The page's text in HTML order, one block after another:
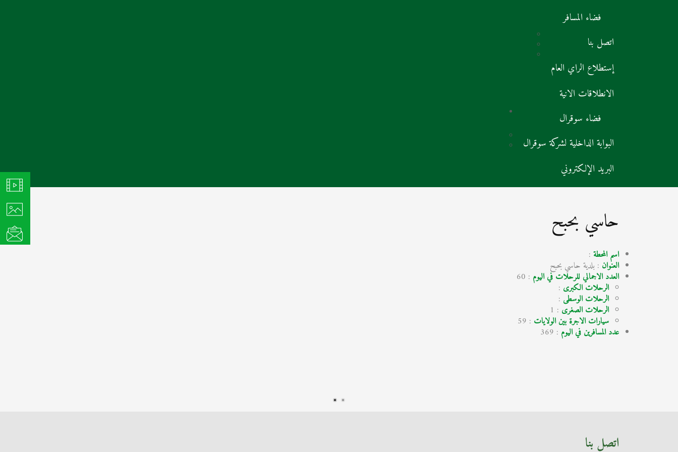
فضاء المسافر
اتصل بنا
إستطلاع الراي العام
الانطلاقات الانية
فضاء سوقرال
البوابة الداخلية لشركة سوقرال
البريد الإلكتروني
حاسي بحبح
اسم المحطة :
العنوان : بلدية حاسي بحبح
العدد الاجمالي للرحلات في اليوم : 60
الرحلات الكبرى :
الرحلات الوسطى :
الرحلات الصغرى : 1
سيارات الاجرة بين الولايات : 59
عدد المسافرين في اليوم : 369
اتصل بنا